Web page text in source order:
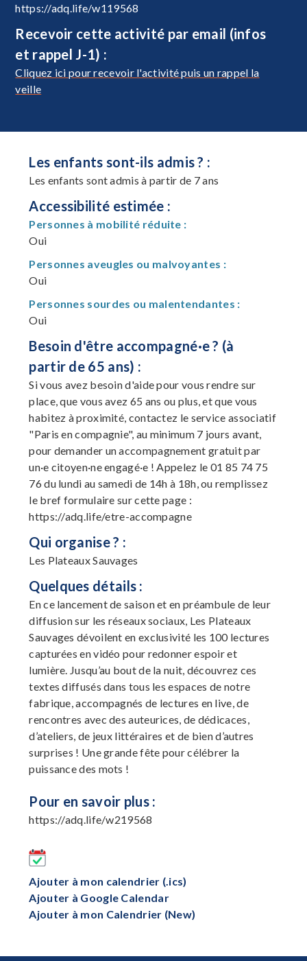
https://adq.life/w119568
Recevoir cette activité par email (infos
et rappel J-1) :
Cliquez ici pour recevoir l'activité puis un rappel la
veille
Les enfants sont-ils admis ? :
Les enfants sont admis à partir de 7 ans
Accessibilité estimée :
Personnes à mobilité réduite :
Oui
Personnes aveugles ou malvoyantes :
Oui
Personnes sourdes ou malentendantes :
Oui
Besoin d'être accompagné·e ? (à
partir de 65 ans) :
Si vous avez besoin d'aide pour vous rendre sur
place, que vous avez 65 ans ou plus, et que vous
habitez à proximité, contactez le service associatif
"Paris en compagnie", au minimum 7 jours avant,
pour demander un accompagnement gratuit par
un·e citoyen·ne engagé·e ! Appelez le 01 85 74 75
76 du lundi au samedi de 14h à 18h, ou remplissez
le bref formulaire sur cette page :
https://adq.life/etre-accompagne
Qui organise ? :
Les Plateaux Sauvages
Quelques détails :
En ce lancement de saison et en préambule de leur
diffusion sur les réseaux sociaux, Les Plateaux
Sauvages dévoilent en exclusivité les 100 lectures
capturées en vidéo pour redonner espoir et
lumière. Jusqu’au bout de la nuit, découvrez ces
textes diffusés dans tous les espaces de notre
fabrique, accompagnés de lectures en live, de
rencontres avec des auteurices, de dédicaces,
d’ateliers, de jeux littéraires et de bien d’autres
surprises ! Une grande fête pour célébrer la
puissance des mots !
Pour en savoir plus :
https://adq.life/w219568
Ajouter à mon calendrier (.ics)
Ajouter à Google Calendar
Ajouter à mon Calendrier (New)